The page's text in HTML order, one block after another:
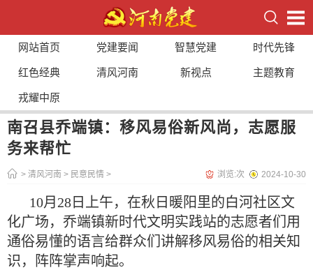
网站首页 党建要闻 智慧党建 时代先锋
红色经典 清风河南 新视点 主题教育
戎耀中原
南召县乔端镇：移风易俗新风尚，志愿服
务来帮忙
> 清风河南 > 民意民情 > 2024-10-30
浏览:次
10月28日上午，在秋日暖阳里的白河社区文
化广场，乔端镇新时代文明实践站的志愿者们用
通俗易懂的语言给群众们讲解移风易俗的相关知
识，阵阵掌声响起。